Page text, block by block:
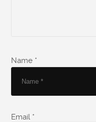
Name *
Email *